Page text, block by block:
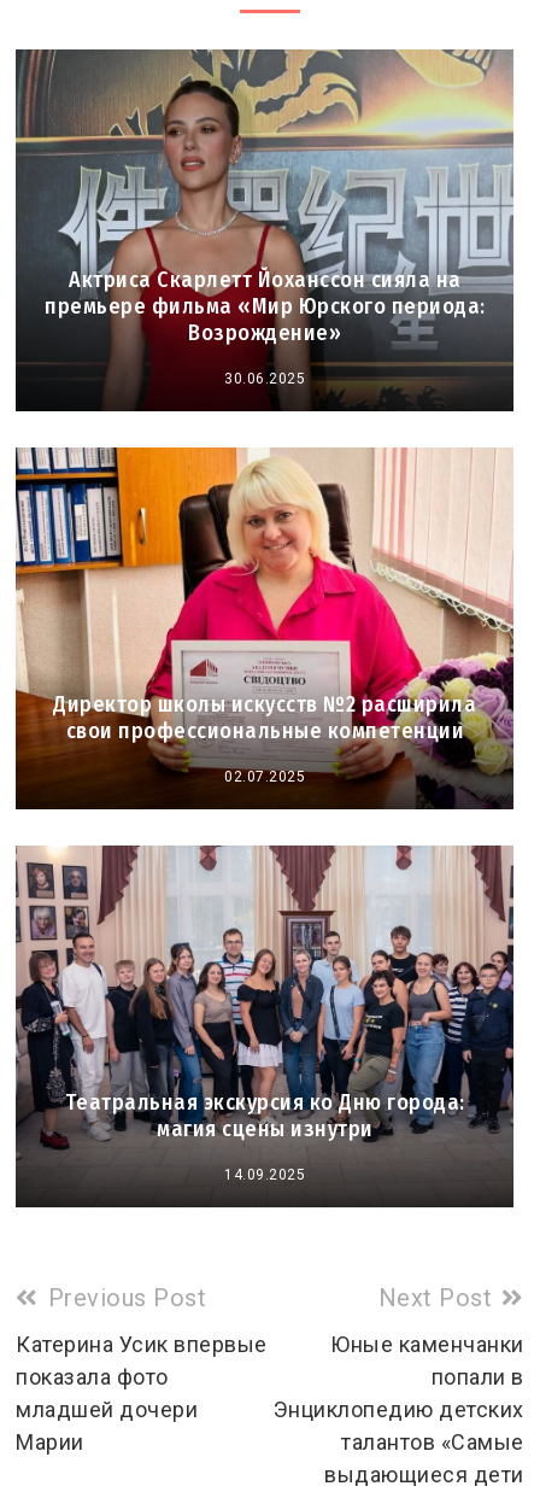
Актриса Скарлетт Йоханссон сияла на
премьере фильма «Мир Юрского периода:
Возрождение»
30.06.2025
Директор школы искусств №2 расширила
свои профессиональные компетенции
02.07.2025
Театральная экскурсия ко Дню города:
магия сцены изнутри
14.09.2025
Read
more
articles
Previous Post
Катерина Усик впервые
показала фото
младшей дочери
Марии
Next Post
Юные каменчанки
попали в
Энциклопедию детских
талантов «Самые
выдающиеся дети